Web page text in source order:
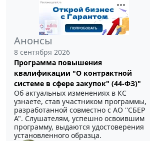
Анонсы
8 сентября 2026
Программа повышения
квалификации "О контрактной
системе в сфере закупок" (44-ФЗ)"
Об актуальных изменениях в КС
узнаете, став участником программы,
разработанной совместно с АО ''СБЕР
А". Слушателям, успешно освоившим
программу, выдаются удостоверения
установленного образца.